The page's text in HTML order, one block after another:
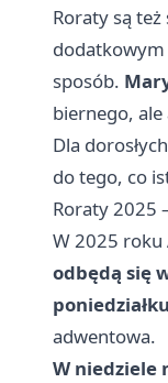
Roraty są
dodatkowym
sposób.
biernego,
Dla
do tego, co
Roraty 2025
W 2025 roku
odbędą się
adwentowa.
W niedziele